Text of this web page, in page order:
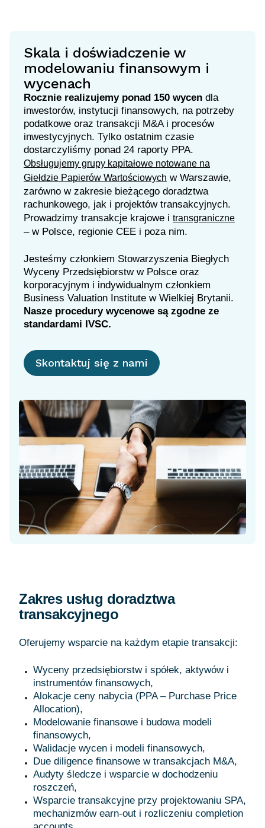
Skala i doświadczenie w
modelowaniu finansowym i
wycenach
Rocznie realizujemy ponad 150 wycen dla
inwestorów, instytucji finansowych, na potrzeby
podatkowe oraz transakcji M&A i procesów
inwestycyjnych. Tylko ostatnim czasie
dostarczyliśmy ponad 24 raporty PPA.
Obsługujemy grupy kapitałowe notowane na
Giełdzie Papierów Wartościowych w Warszawie,
zarówno w zakresie bieżącego doradztwa
rachunkowego, jak i projektów transakcyjnych.
Prowadzimy transakcje krajowe i transgraniczne
– w Polsce, regionie CEE i poza nim.
Jesteśmy członkiem Stowarzyszenia Biegłych
Wyceny Przedsiębiorstw w Polsce oraz
korporacyjnym i indywidualnym członkiem
Business Valuation Institute w Wielkiej Brytanii.
Nasze procedury wycenowe są zgodne ze
standardami IVSC.
Skontaktuj się z nami
Zakres usług doradztwa
transakcyjnego
Oferujemy wsparcie na każdym etapie transakcji:
Wyceny przedsiębiorstw i spółek, aktywów i
instrumentów finansowych,
Alokacje ceny nabycia (PPA – Purchase Price
Allocation),
Modelowanie finansowe i budowa modeli
finansowych,
Walidacje wycen i modeli finansowych,
Due diligence finansowe w transakcjach M&A,
Audyty śledcze i wsparcie w dochodzeniu
roszczeń,
Wsparcie transakcyjne przy projektowaniu SPA,
mechanizmów earn-out i rozliczeniu completion